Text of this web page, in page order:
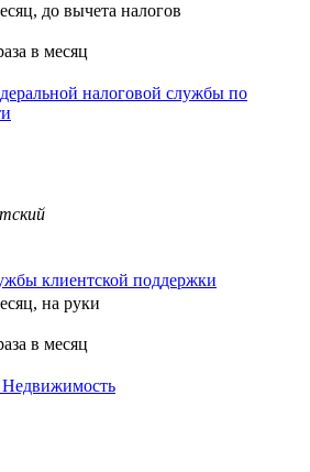
до вычета налогов
в месяц
налоговой службы по
клиентской поддержки
на руки
в месяц
Недвижимость